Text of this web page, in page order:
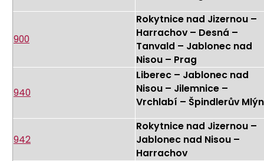
900
Rokytnice nad Jizernou –
Harrachov – Desná –
Tanvald – Jablonec nad
Nisou – Prag
940
Liberec – Jablonec nad
Nisou – Jilemnice –
Vrchlabí – Špindlerův Mlýn
942
Rokytnice nad Jizernou –
Jablonec nad Nisou –
Harrachov